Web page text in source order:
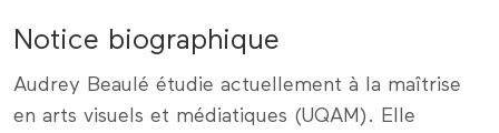
Notice biographique
Audrey Beaulé étudie actuellement à la maîtrise
en arts visuels et médiatiques (UQAM). Elle